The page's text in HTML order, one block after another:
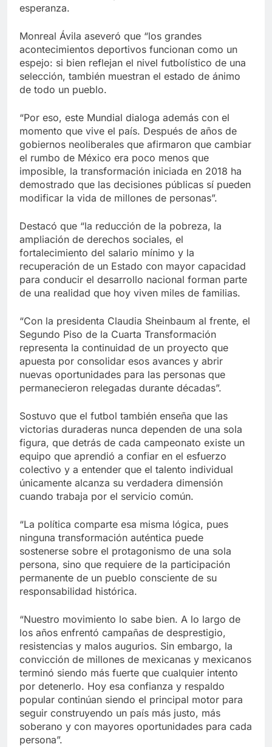
esperanza.
Monreal Ávila aseveró que “los grandes
acontecimientos deportivos funcionan como un
espejo: si bien reflejan el nivel futbolístico de una
selección, también muestran el estado de ánimo
de todo un pueblo.
“Por eso, este Mundial dialoga además con el
momento que vive el país. Después de años de
gobiernos neoliberales que afirmaron que cambiar
el rumbo de México era poco menos que
imposible, la transformación iniciada en 2018 ha
demostrado que las decisiones públicas sí pueden
modificar la vida de millones de personas”.
Destacó que “la reducción de la pobreza, la
ampliación de derechos sociales, el
fortalecimiento del salario mínimo y la
recuperación de un Estado con mayor capacidad
para conducir el desarrollo nacional forman parte
de una realidad que hoy viven miles de familias.
“Con la presidenta Claudia Sheinbaum al frente, el
Segundo Piso de la Cuarta Transformación
representa la continuidad de un proyecto que
apuesta por consolidar esos avances y abrir
nuevas oportunidades para las personas que
permanecieron relegadas durante décadas”.
Sostuvo que el futbol también enseña que las
victorias duraderas nunca dependen de una sola
figura, que detrás de cada campeonato existe un
equipo que aprendió a confiar en el esfuerzo
colectivo y a entender que el talento individual
únicamente alcanza su verdadera dimensión
cuando trabaja por el servicio común.
“La política comparte esa misma lógica, pues
ninguna transformación auténtica puede
sostenerse sobre el protagonismo de una sola
persona, sino que requiere de la participación
permanente de un pueblo consciente de su
responsabilidad histórica.
“Nuestro movimiento lo sabe bien. A lo largo de
los años enfrentó campañas de desprestigio,
resistencias y malos augurios. Sin embargo, la
convicción de millones de mexicanas y mexicanos
terminó siendo más fuerte que cualquier intento
por detenerlo. Hoy esa confianza y respaldo
popular continúan siendo el principal motor para
seguir construyendo un país más justo, más
soberano y con mayores oportunidades para cada
persona”.